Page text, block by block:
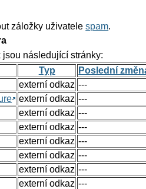
záložky uživatelespam.
následující stránky:
Typ
Poslední
externí odkaz ---
externí odkaz ---
externí odkaz ---
externí odkaz ---
externí odkaz ---
externí odkaz ---
externí odkaz ---
externí odkaz ---